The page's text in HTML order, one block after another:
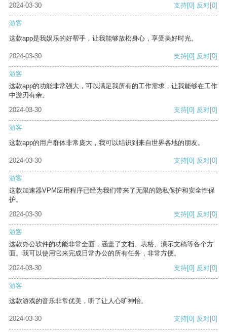
2024-03-30 支持[0] 反对[0]
游客
这款app是我娱乐的好帮手，让我能够放松身心，享受美好时光。
2024-03-30 支持[0] 反对[0]
游客
这款app的功能非常强大，可以满足我所有的工作需求，让我能够在工作
中游刃有余。
2024-03-30
支持[0] 反对[0]
游客
这款app的用户群体非常庞大，我可以结识到来自世界各地的朋友。
2024-03-30 支持[0] 反对[0]
游客
这款加速器VPM应用程序已经为我们带来了无限的隐私保护和安全性保
护。
2024-03-30
支持[0] 反对[0]
游客
这款办公软件的功能非常全面，涵盖了文档、表格、演示文稿等各个方
面。我可以使用它来完成日常办公的所有任务，非常方便。
2024-03-30
支持[0] 反对[0]
游客
这款游戏的音乐非常优美，听了让人心旷神怡。
2024-03-30 支持[0] 反对[0]